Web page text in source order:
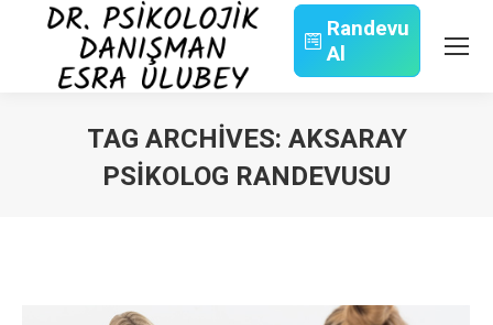
Randevu
Al
TAG ARCHIVES: AKSARAY
PSIKOLOG RANDEVUSU